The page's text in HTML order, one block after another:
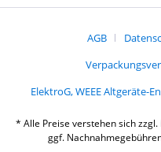
AGB
ElektroG, WEEE Altgeräte-
* Alle Preise verstehen sich
ggf.